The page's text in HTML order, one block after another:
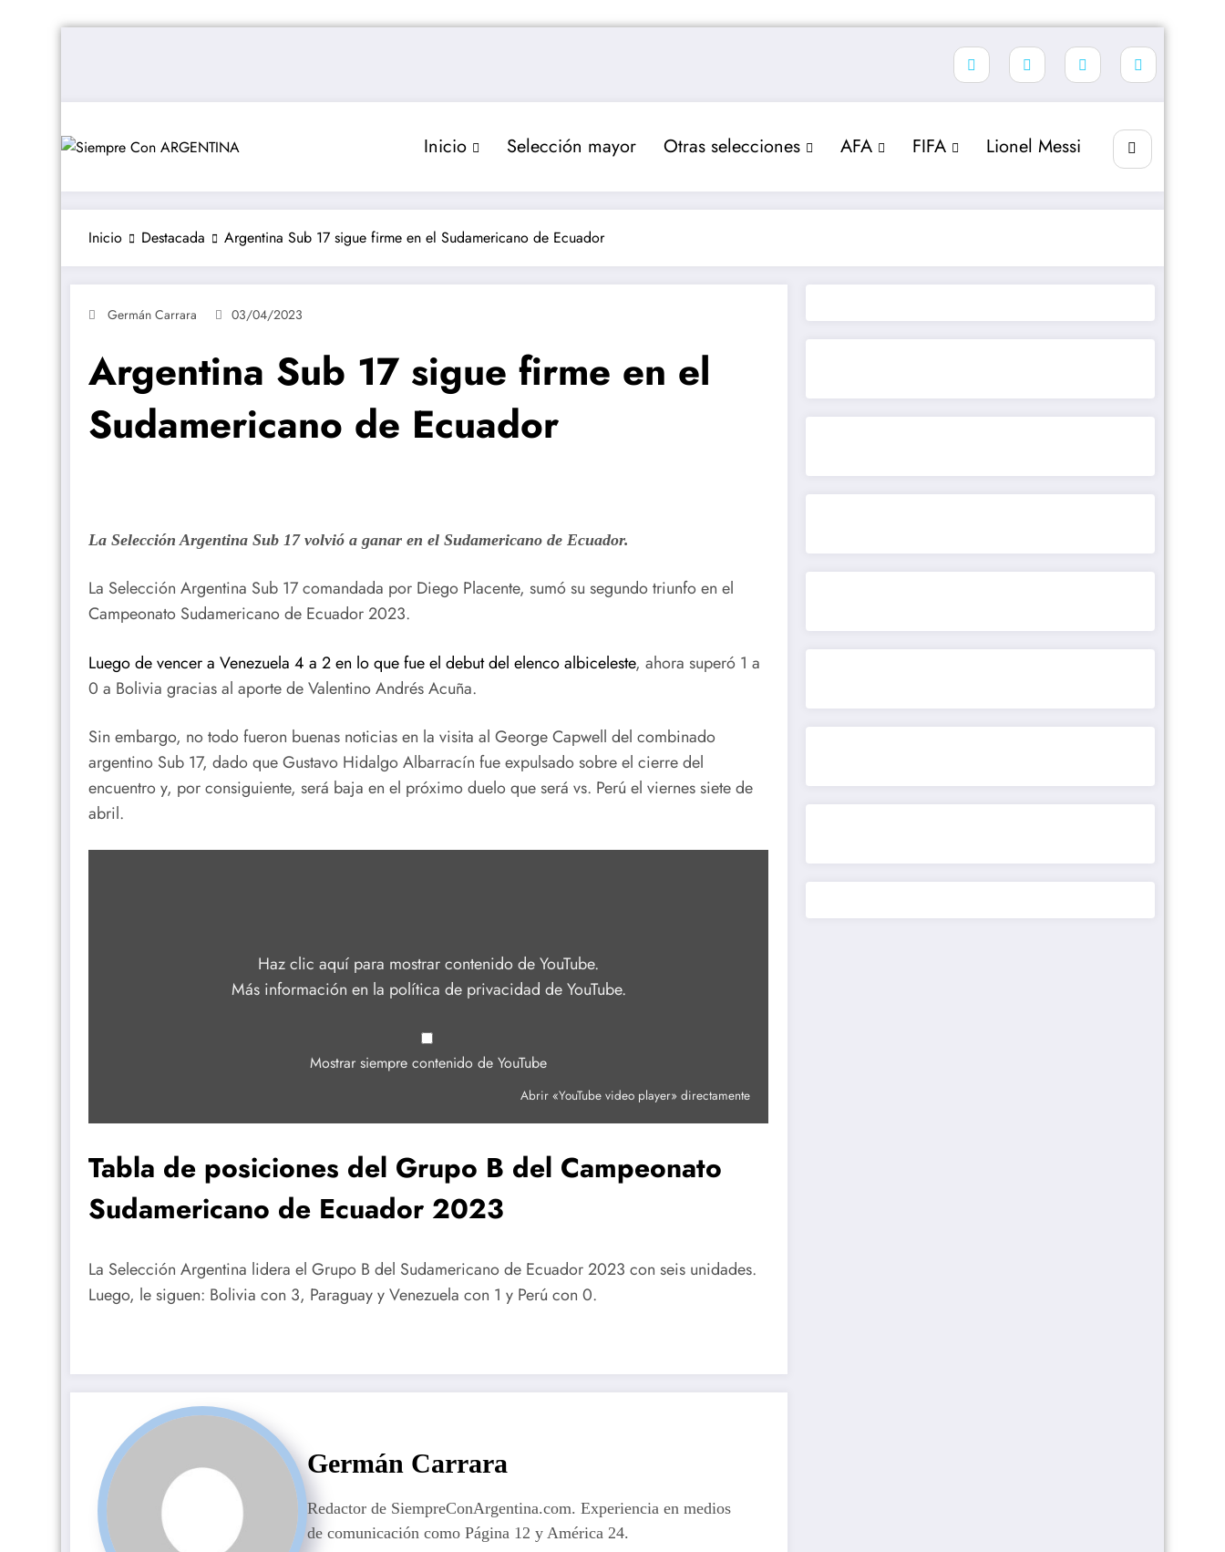
Inicio Selección mayor Otras selecciones AFA FIFA Lionel Messi
Inicio Destacada Argentina Sub 17 sigue firme en el Sudamericano de Ecuador
Germán Carrara 03/04/2023
Argentina Sub 17 sigue firme en el
Sudamericano de Ecuador
La Selección Argentina Sub 17 volvió a ganar en el Sudamericano de Ecuador.
La Selección Argentina Sub 17 comandada por Diego Placente, sumó su segundo triunfo en el
Campeonato Sudamericano de Ecuador 2023.
Luego de vencer a Venezuela 4 a 2 en lo que fue el debut del elenco albiceleste, ahora superó 1 a
0 a Bolivia gracias al aporte de Valentino Andrés Acuña.
Sin embargo, no todo fueron buenas noticias en la visita al George Capwell del combinado
argentino Sub 17, dado que Gustavo Hidalgo Albarracín fue expulsado sobre el cierre del
encuentro y, por consiguiente, será baja en el próximo duelo que será vs. Perú el viernes siete de
abril.
Mostrar
Haz clic aquí para mostrar contenido de YouTube.
Más información en la política de privacidad de YouTube.
Mostrar siempre contenido de YouTube
Abrir «YouTube video player» directamente
Tabla de posiciones del Grupo B del Campeonato
Sudamericano de Ecuador 2023
La Selección Argentina lidera el Grupo B del Sudamericano de Ecuador 2023 con seis unidades.
Luego, le siguen: Bolivia con 3, Paraguay y Venezuela con 1 y Perú con 0.
Germán Carrara
Redactor de SiempreConArgentina.com. Experiencia en medios
de comunicación como Página 12 y América 24.